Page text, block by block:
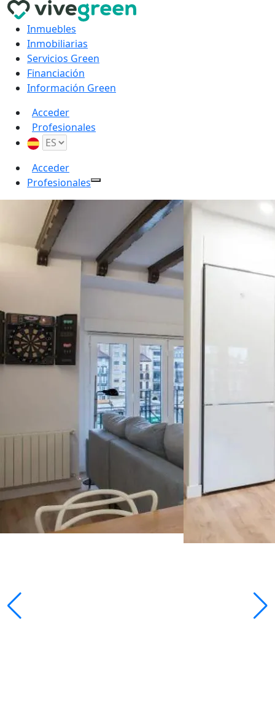
Inmuebles
Inmobiliarias
Servicios Green
Financiación
Información Green
Acceder
Profesionales
Acceder
Profesionales